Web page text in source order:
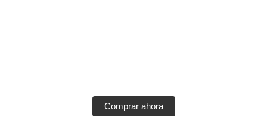
Comprar ahora